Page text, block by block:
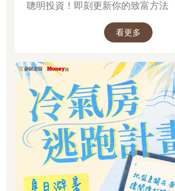
醫師，也不是藥師，而是你自己。
定用藥安全的是，病患本人的用藥行為。
方都具備足夠的用藥知識，並且積極參與
這本書，想補上的那5 分鐘
這本書的誕生，是為了補回那短短卻珍貴
藥師原本想多說的那些事：為什麼要這樣
麼時候該停、怎麼保護身體。
我希望透過書中實用的用藥主題，讓你在
藥、也更信任自己。當你懂得問、願意學
不只是吃藥，而是參與在自己的健康裡。
聰明投資！即刻更新你的致富方法
看更多